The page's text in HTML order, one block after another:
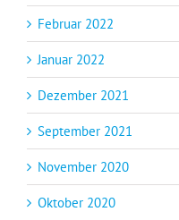
Februar 2022
Januar 2022
Dezember 2021
September 2021
November 2020
Oktober 2020